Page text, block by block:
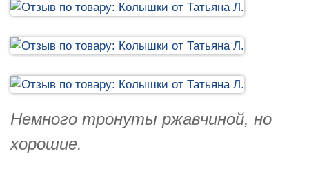
Немного тронуты ржавчиной, но
хорошие.